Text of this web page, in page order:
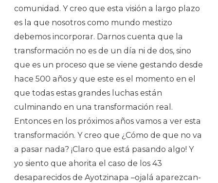
comunidad. Y creo que esta visión a largo plazo
es la que nosotros como mundo mestizo
debemos incorporar. Darnos cuenta que la
transformación no es de un día ni de dos, sino
que es un proceso que se viene gestando desde
hace 500 años y que este es el momento en el
que todas estas grandes luchas están
culminando en una transformación real.
Entonces en los próximos años vamos a ver esta
transformación. Y creo que ¿Cómo de que no va
a pasar nada? ¡Claro que está pasando algo! Y
yo siento que ahorita el caso de los 43
desaparecidos de Ayotzinapa –ojalá aparezcan-